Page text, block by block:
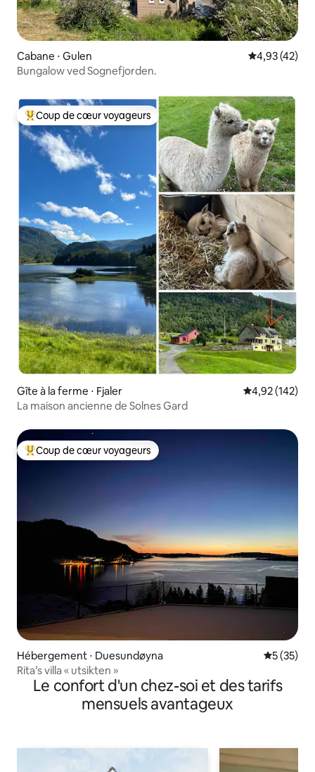
Cabane ⋅ Gulen Évaluation
4,93 (42)
Bungalow ved Sognefjorden.
Coups de cœur voyageurs les plus appréciés
Coup de cœur voyageurs
Gîte à la ferme ⋅ Fjaler Évaluation
4,92 (142)
La maison ancienne de Solnes Gard
Coups de cœur voyageurs les plus appréciés
Coup de cœur voyageurs
Hébergement ⋅ Duesundøyna
5 (35)
Rita’s villa « utsikten »
Le confort d'un chez-soi et des tarifs
mensuels avantageux